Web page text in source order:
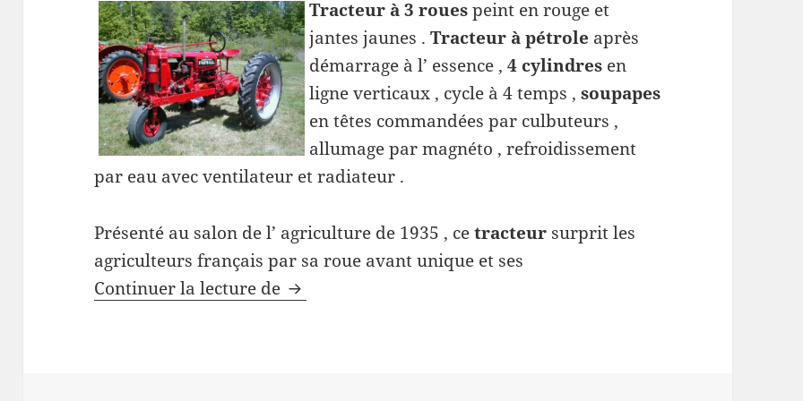
Tracteur à 3 rouespeint en rouge et
jantes jaunes .Tracteur à pétrole après
démarrage à l’ essence , 4 cylindres en
ligne verticaux , cycle à 4 temps ,soupapes
en têtes commandées par culbuteurs ,
allumage par magnéto , refroidissement
par eau avec ventilateur et radiateur .
Présenté au salon de l’ agriculture de 1935 , cetracteur surprit les
agriculteurs français par sa roue avant unique et ses
Continuer la lecture de Tracteur Farmall F-12